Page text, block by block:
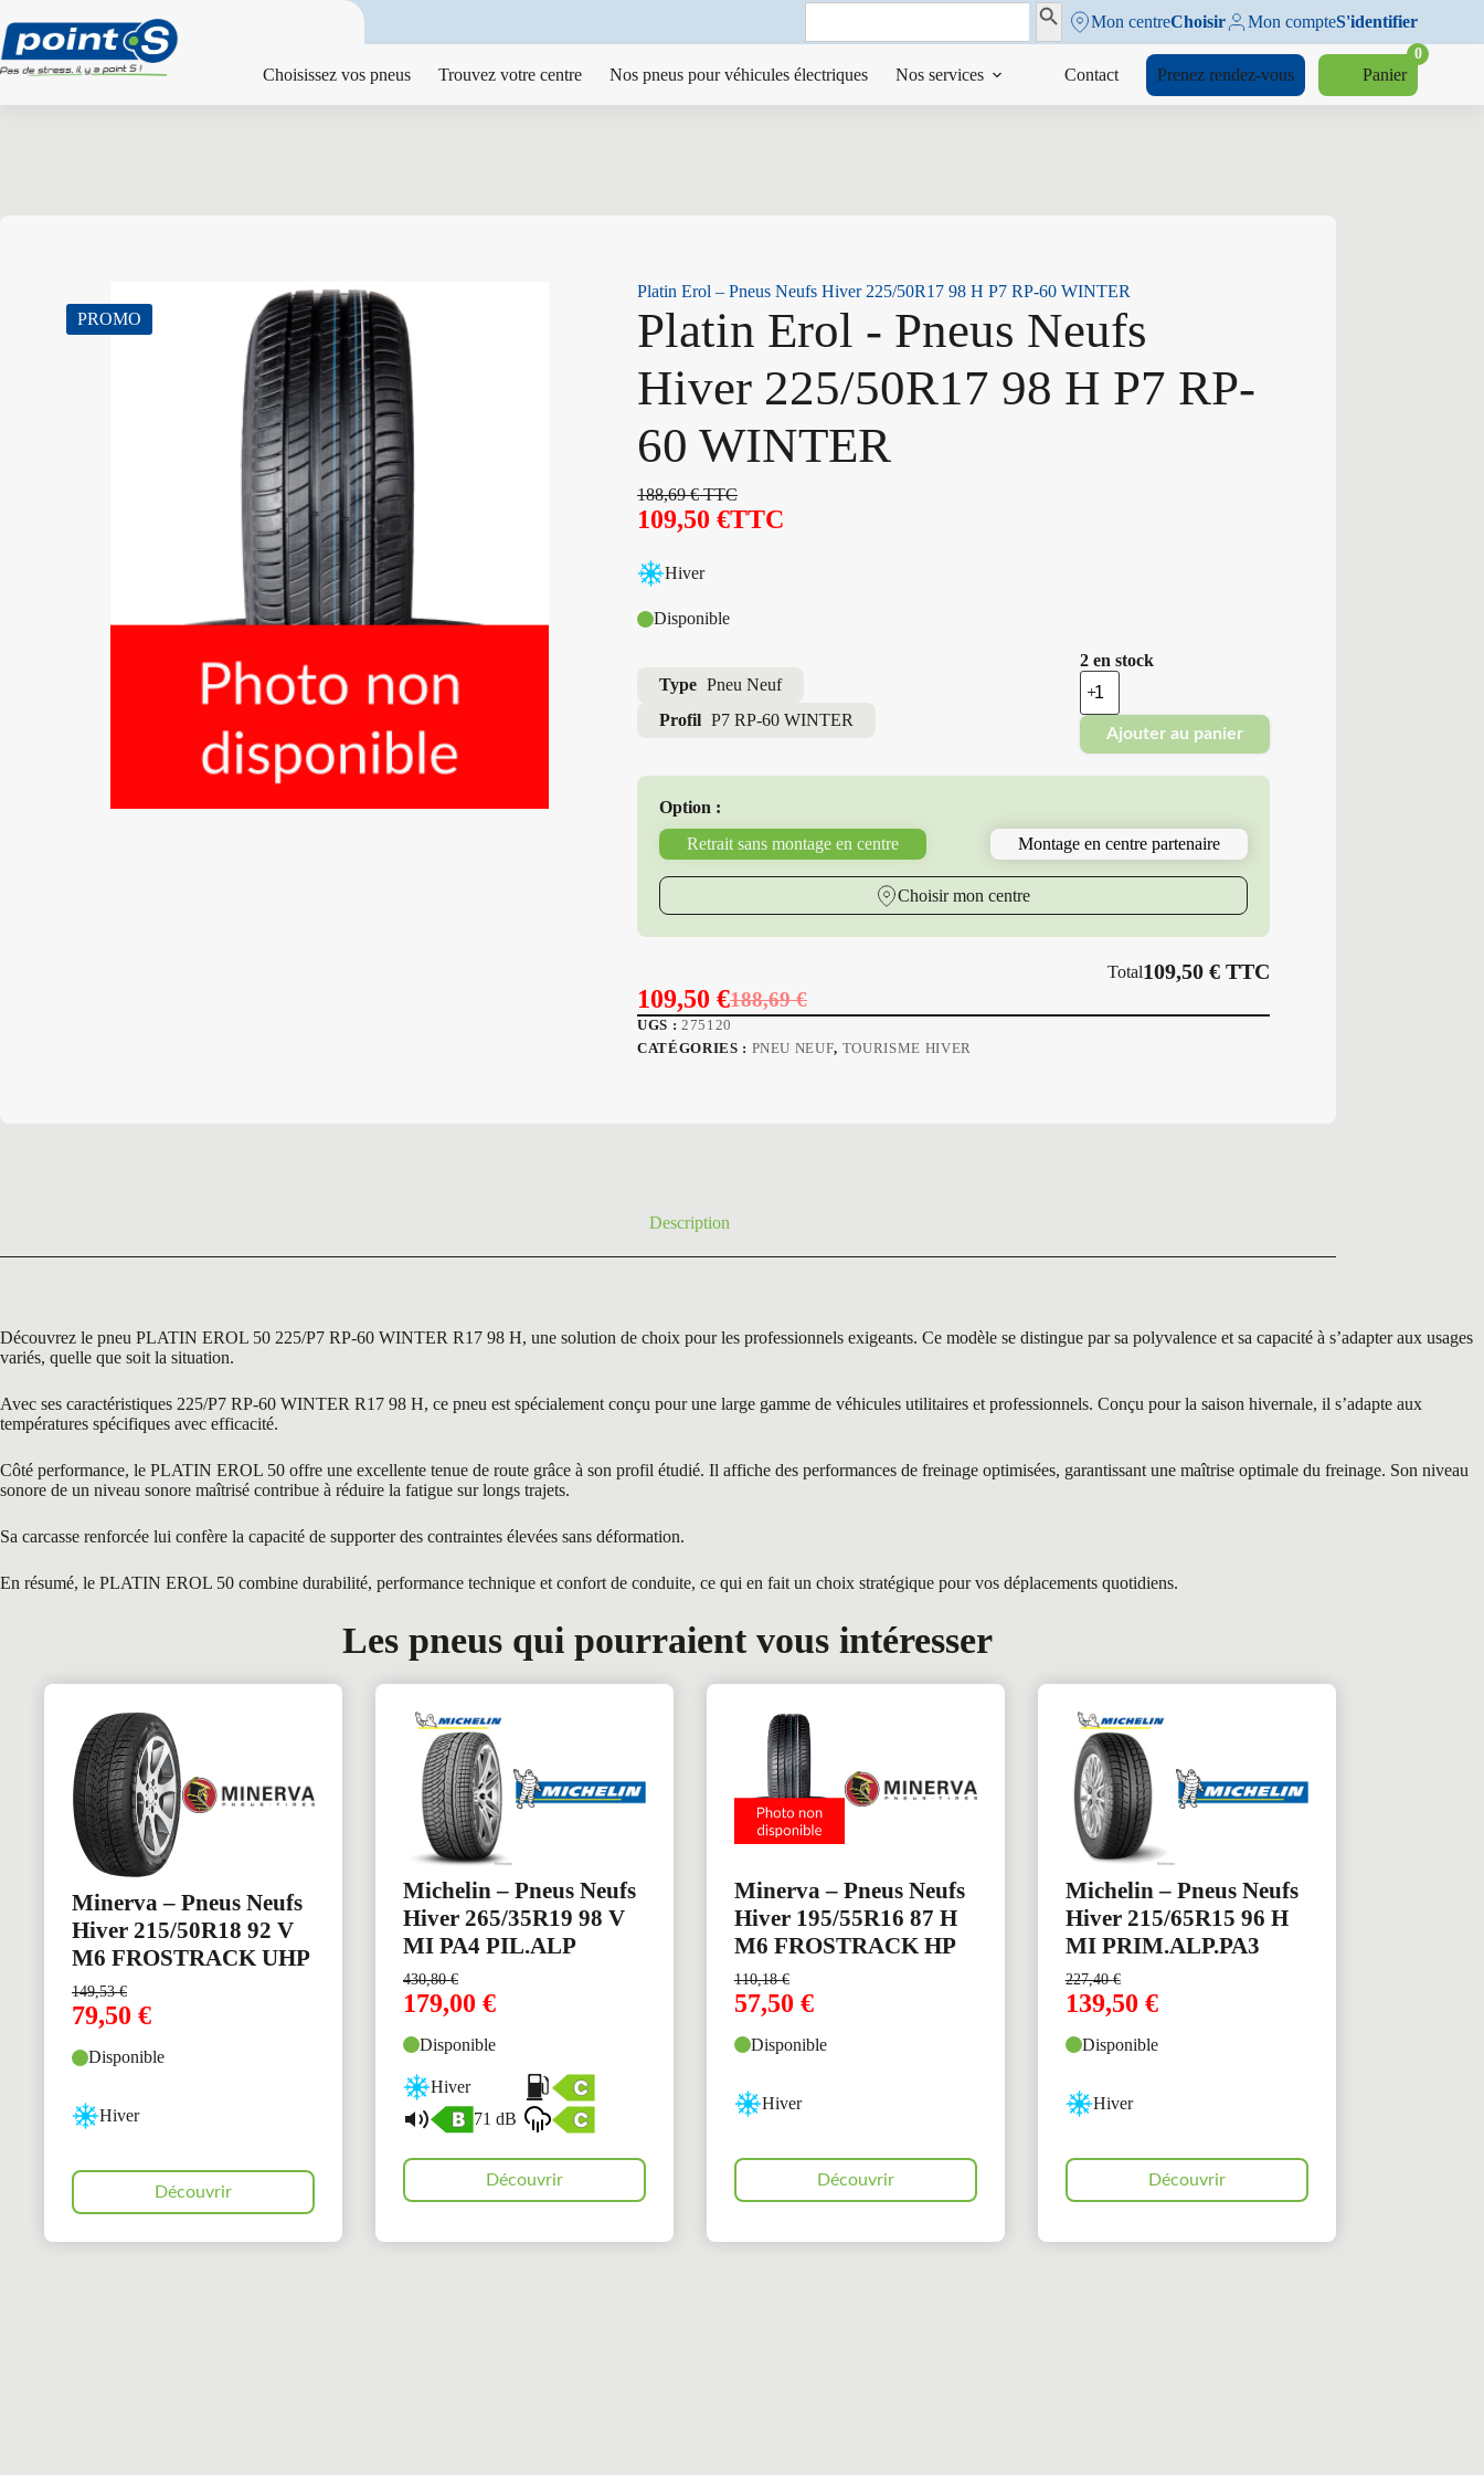
au
contenu
Search
Search ButtonMon centreChoisir Mon compteS'identifier
Choisissez vos pneus Trouvez votre centre Nos pneus pour véhicules électriques Nos services Contact Prenez rendez-vous Panier
0
PROMO
Platin Erol – Pneus Neufs Hiver 225/50R17 98 H P7 RP-60 WINTER
Platin Erol - Pneus Neufs
Hiver 225/50R17 98 H P7 RP-
60 WINTER
188,69€TTC
109,50€TTC
Hiver
Disponible
Type Pneu Neuf
Profil P7 RP-60 WINTER
2 en stock
quantité
de
Platin
Erol
-
Pneus
225/50R17
98
WINTER
Ajouter au panier
Option :
Retrait sans montage en centre
Montage en centre partenaire
Choisir mon centre
Total109,50 €TTC
188,69€
Le
prix
109,50€
Le
prix
UGS : 275120
CATÉGORIES : PNEU NEUF, TOURISME HIVER
Description
Découvrez le pneu PLATIN EROL 50 225/P7 RP-60 WINTER R17 98 H, une solution de choix pour les professionnels exigeants. Ce modèle se distingue par sa polyvalence et sa capacité à s’adapter aux usages
variés, quelle que soit la situation.
Avec ses caractéristiques 225/P7 RP-60 WINTER R17 98 H, ce pneu est spécialement conçu pour une large gamme de véhicules utilitaires et professionnels. Conçu pour la saison hivernale, il s’adapte aux
températures spécifiques avec efficacité.
Côté performance, le PLATIN EROL 50 offre une excellente tenue de route grâce à son profil étudié. Il affiche des performances de freinage optimisées, garantissant une maîtrise optimale du freinage. Son niveau
sonore de un niveau sonore maîtrisé contribue à réduire la fatigue sur longs trajets.
Sa carcasse renforcée lui confère la capacité de supporter des contraintes élevées sans déformation.
En résumé, le PLATIN EROL 50 combine durabilité, performance technique et confort de conduite, ce qui en fait un choix stratégique pour vos déplacements quotidiens.
Les pneus qui pourraient vous intéresser
Minerva – Pneus Neufs
Hiver 215/50R18 92 V
M6 FROSTRACK UHP
149,53€
79,50 €
Disponible
Hiver
Découvrir
Michelin – Pneus Neufs
Hiver 265/35R19 98 V
MI PA4 PIL.ALP
430,80€
179,00 €
Disponible
Hiver
71 dB
Découvrir
Minerva – Pneus Neufs
Hiver 195/55R16 87 H
M6 FROSTRACK HP
110,18€
57,50 €
Disponible
Hiver
Découvrir
Michelin – Pneus Neufs
Hiver 215/65R15 96 H
MI PRIM.ALP.PA3
227,40€
139,50 €
Disponible
Hiver
Découvrir